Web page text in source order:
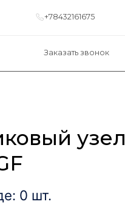
+78432161675
Заказать звонок
узел
0 шт.